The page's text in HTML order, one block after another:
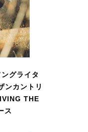
グライタ
ンカントリ
THE
ス